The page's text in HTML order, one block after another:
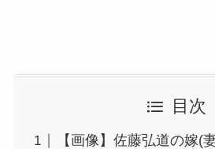
目次
【画像】佐藤弘道の嫁(